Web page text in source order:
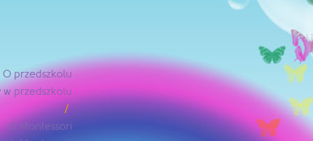
O przedszkolu
w przedszkolu
O Montessori